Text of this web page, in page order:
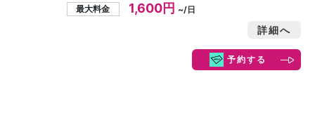
最大料金
1,600円 ~/日
詳細へ
予約する